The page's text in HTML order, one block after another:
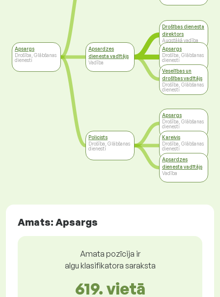
Apsargs
Drošība, Glābšanas
dienesti
Apsardzes
dienesta vadītājs
Vadība
Policists
Drošība, Glābšanas
dienesti
Drošības dienesta
direktors
Augstākā vadība
Apsargs
Drošība, Glābšanas
dienesti
Veselības un
drošības vadītājs
Drošība, Glābšanas
dienesti
Apsargs
Drošība, Glābšanas
dienesti
Kareivis
Drošība, Glābšanas
dienesti
Apsardzes
dienesta vadītājs
Vadība
Amats: Apsargs
Amata pozīcija ir
algu klasifikatora saraksta
619. vietā